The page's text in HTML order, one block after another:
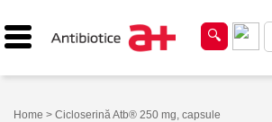
Home > Cicloserină Atb® 250 mg, capsule